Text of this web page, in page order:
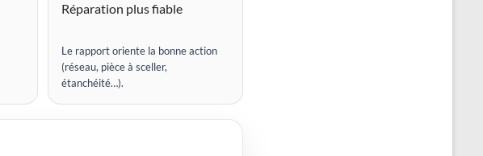
Réparation plus fiable
Le rapport oriente la bonne action
(réseau, pièce à sceller,
étanchéité…).